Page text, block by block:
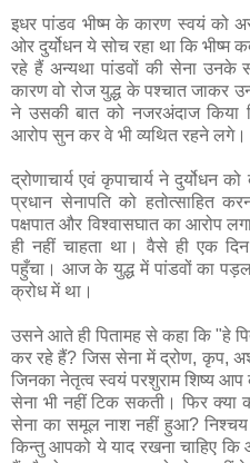
इधर पांडव भीष्म के कारण स्वयं को
ओर दुर्योधन ये सोच रहा था कि भीष्म
रहे हैं अन्यथा पांडवों की सेना उनके
कारण वो रोज युद्ध के पश्चात जाकर
ने उसकी बात को नजरअंदाज किया
आरोप सुन कर वे भी व्यथित रहने लगे।
द्रोणाचार्य एवं कृपाचार्य ने दुर्योधन
प्रधान सेनापति को हतोत्साहित
पक्षपात और विश्वासघात का आरोप
ही नहीं चाहता था। वैसे ही एक
पहुँचा। आज के युद्ध में पांडवों का
क्रोध में था।
उसने आते ही पितामह से कहा कि "हे
कर रहे हैं? जिस सेना में द्रोण, कृप,
जिनका नेतृत्व स्वयं परशुराम शिष्य
सेना भी नहीं टिक सकती। फिर क्या
सेना का समूल नाश नहीं हुआ?
किन्तु आपको ये याद रखना चाहिए कि